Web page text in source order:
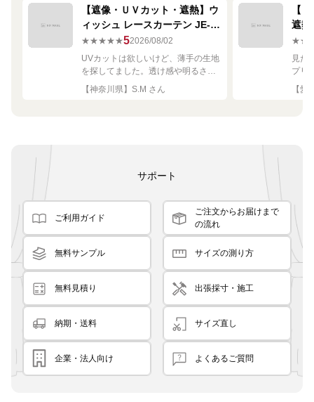
【遮像・ＵＶカット・遮熱】ウ
ィッシュ レースカーテン JE-
67249R シルバー
★★★★★52026/08/02
UVカットは欲しいけど、薄手の生地
を探してました。透け感や明るさも
ちょうど良く思った通りで満足で
す。
【神奈川県】S.M さん
【
遮熱
ー
見た
プリ
れい
【愛
サポート
ご利用ガイド
ご注文からお届けまで
の流れ
無料サンプル サイズの測り方
無料見積り 出張採寸・施工
納期・送料 サイズ直し
企業・法人向け よくあるご質問